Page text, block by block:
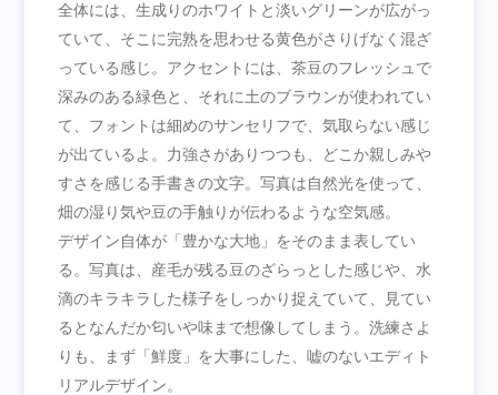
全体には、生成りのホワイトと淡いグリーンが広がっ
ていて、そこに完熟を思わせる黄色がさりげなく混ざ
っている感じ。アクセントには、茶豆のフレッシュで
深みのある緑色と、それに土のブラウンが使われてい
て、フォントは細めのサンセリフで、気取らない感じ
が出ているよ。力強さがありつつも、どこか親しみや
すさを感じる手書きの文字。写真は自然光を使って、
畑の湿り気や豆の手触りが伝わるような空気感。
デザイン自体が「豊かな大地」をそのまま表してい
る。写真は、産毛が残る豆のざらっとした感じや、水
滴のキラキラした様子をしっかり捉えていて、見てい
るとなんだか匂いや味まで想像してしまう。洗練さよ
りも、まず「鮮度」を大事にした、嘘のないエディト
リアルデザイン。